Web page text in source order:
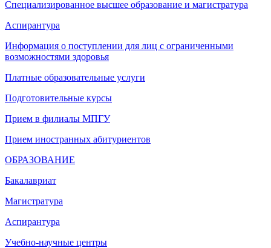
Специализированное высшее образование и магистратура
Аспирантура
Информация о поступлении для лиц с ограниченными
возможностями здоровья
Платные образовательные услуги
Подготовительные курсы
Прием в филиалы МПГУ
Прием иностранных абитуриентов
ОБРАЗОВАНИЕ
Бакалавриат
Магистратура
Аспирантура
Учебно-научные центры